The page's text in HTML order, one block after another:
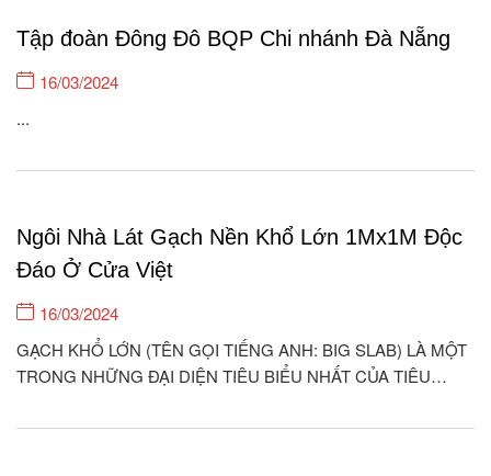
Tập đoàn Đông Đô BQP Chi nhánh Đà Nẵng
16/03/2024
...
Ngôi Nhà Lát Gạch Nền Khổ Lớn 1Mx1M Độc
Đáo Ở Cửa Việt
16/03/2024
GẠCH KHỔ LỚN (TÊN GỌI TIẾNG ANH: BIG SLAB) LÀ MỘT
TRONG NHỮNG ĐẠI DIỆN TIÊU BIỂU NHẤT CỦA TIÊU
GẠCH NÀY CHO KHÔNG GIAN NHÀ CỬA QUẢ THỰC ĐEM